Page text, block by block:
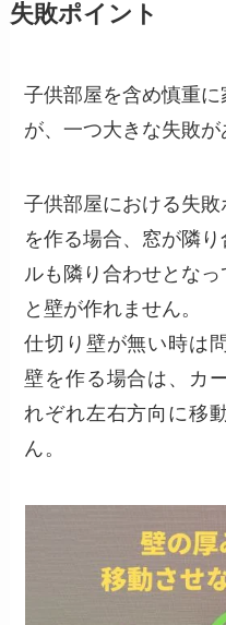
失敗ポイント
子供部屋を含め慎重
が、一つ大きな失敗が
子供部屋における失
を作る場合、窓が隣
ルも隣り合わせとな
と壁が作れません。
仕切り壁が無い時は
壁を作る場合は、カ
れぞれ左右方向に移
ん。